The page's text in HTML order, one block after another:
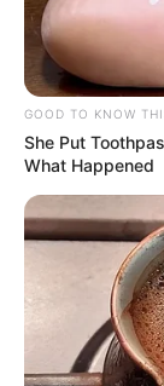
GOOD TO KNOW
She Put
What Happened